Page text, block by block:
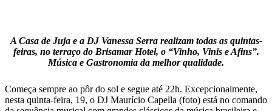
A Casa de Juja e a DJ Vanessa Serra realizam todas as quintas-
feiras, no terraço do Brisamar Hotel, o “Vinho, Vinis e Afins”.
Música e Gastronomia da melhor qualidade.
Começa sempre ao pôr do sol e segue até 22h. Excepcionalmente,
nesta quinta-feira, 19, o DJ Maurício Capella (foto) está no comando